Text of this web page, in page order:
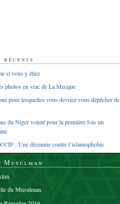
si vous y étiez
photos en vrac de La Mecque
pour lesquelles vous devriez vous dépêcher de
du Niger voient pour la première fois un
: Une décennie contre l’islamophobie
Musulman
du Musulman